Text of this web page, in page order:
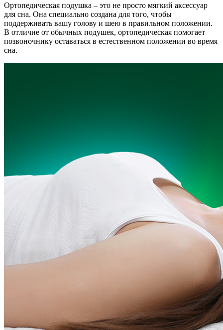
Ортопедическая подушка – это не просто мягкий аксессуар
для сна. Она специально создана для того, чтобы
поддерживать вашу голову и шею в правильном положении.
В отличие от обычных подушек, ортопедическая помогает
позвоночнику оставаться в естественном положении во время
сна.